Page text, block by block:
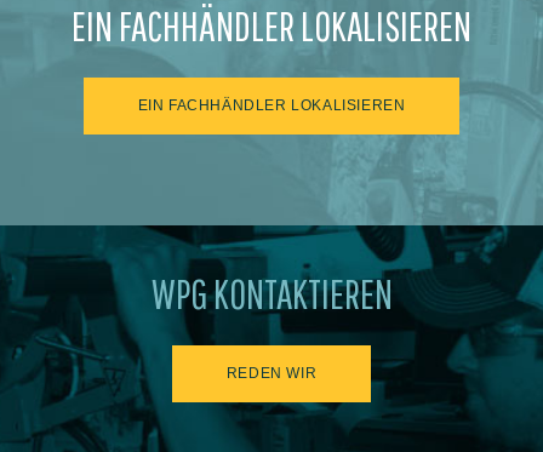
EIN FACHHÄNDLER LOKALISIEREN
EIN FACHHÄNDLER LOKALISIEREN
WPG KONTAKTIEREN
REDEN WIR